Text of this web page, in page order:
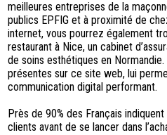
meilleures entreprises de la
publics EPFIG et à proximité de
internet, vous pourrez également
restaurant à Nice, un cabinet
de soins esthétiques en
présentes sur ce site web, lui
communication digital performant.
Près de 90% des Français
clients avant de se lancer dans